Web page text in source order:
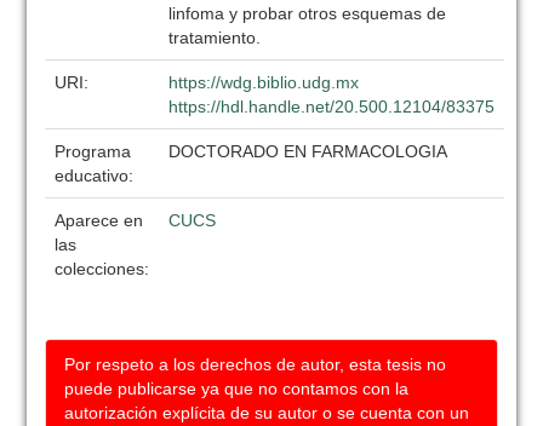
linfoma y probar otros esquemas de
tratamiento.
URI:
https://wdg.biblio.udg.mx
https://hdl.handle.net/20.500.12104/83375
Programa
educativo:
DOCTORADO EN FARMACOLOGIA
Aparece en
las
colecciones:
CUCS
Por respeto a los derechos de autor, esta tesis no
puede publicarse ya que no contamos con la
autorización explícita de su autor o se cuenta con un